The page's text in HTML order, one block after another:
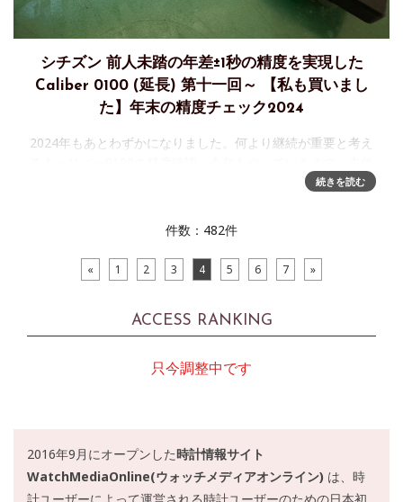
シチズン 前人未踏の年差±1秒の精度を実現した
Caliber 0100 (延長) 第十一回～ 【私も買いまし
た】年末の精度チェック2024
2024年もあとわずかになりました。何より継続が重要と考え
と比較して、キーボードに磁石で固定する傾ける用の脚を使
続きを読む
件数：482件
« 1 2 3 4 5 6 7 »
ACCESS RANKING
只今調整中です
2016年9月にオープンした時計情報サイト
WatchMediaOnline(ウォッチメディアオンライン) は、時
計ユーザーによって運営される時計ユーザーのための日本初